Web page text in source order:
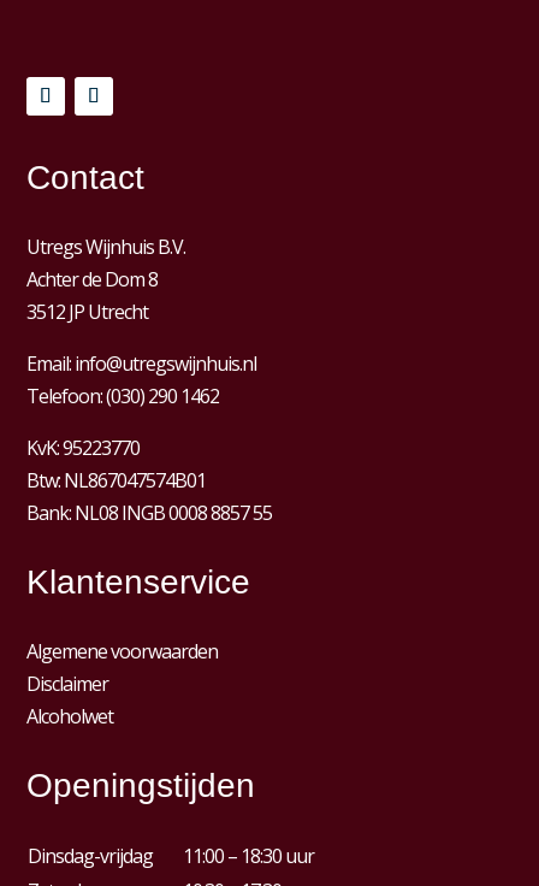
Contact
Utregs Wijnhuis B.V.
Achter de Dom 8
3512 JP Utrecht
Email:info@utregswijnhuis.nl
Telefoon:(030) 290 1462
KvK:95223770
Btw:NL867047574B01
Bank: NL08 INGB 0008 8857 55
Klantenservice
Algemene voorwaarden
Disclaimer
Alcoholwet
Openingstijden
Dinsdag-vrijdag
11:00 – 18:30 uur